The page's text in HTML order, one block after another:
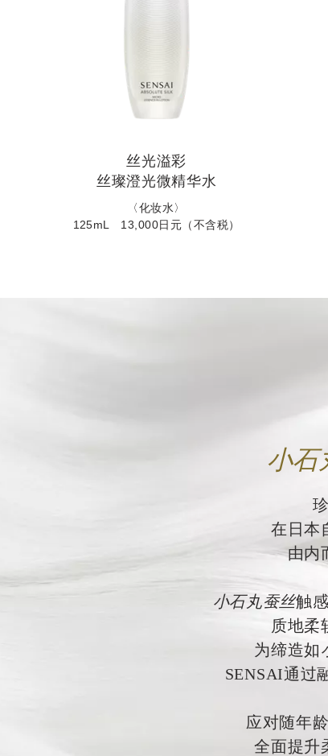
丝光溢彩
丝璨澄光微精华水
〈化妆水〉
125mL 13,000日元（不含税）
小石
在日本
由内
小石丸蚕丝触
质地柔
为缔造如
SENSAI通过
应对随年
全面提升